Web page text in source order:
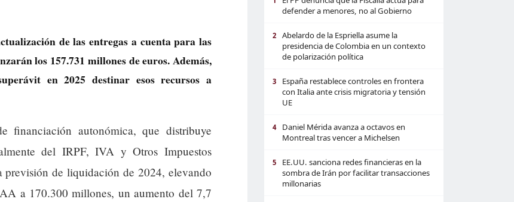
de las entregas a cuenta para las
los 157.731 millones de euros. Además,
en 2025 destinar esos recursos a
financiación autonómica, que distribuye
del IRPF, IVA y Otros Impuestos
de liquidación de 2024, elevando
a 170.300 millones, un aumento del 7,7
defender a menores, no al Gobierno
2
Abelardo de la Espriella asume la
presidencia de Colombia en un contexto
de polarización política
3
España restablece controles en frontera
con Italia ante crisis migratoria y tensión
UE
4
Daniel Mérida avanza a octavos en
Montreal tras vencer a Michelsen
5
EE.UU. sanciona redes financieras en la
sombra de Irán por facilitar transacciones
millonarias